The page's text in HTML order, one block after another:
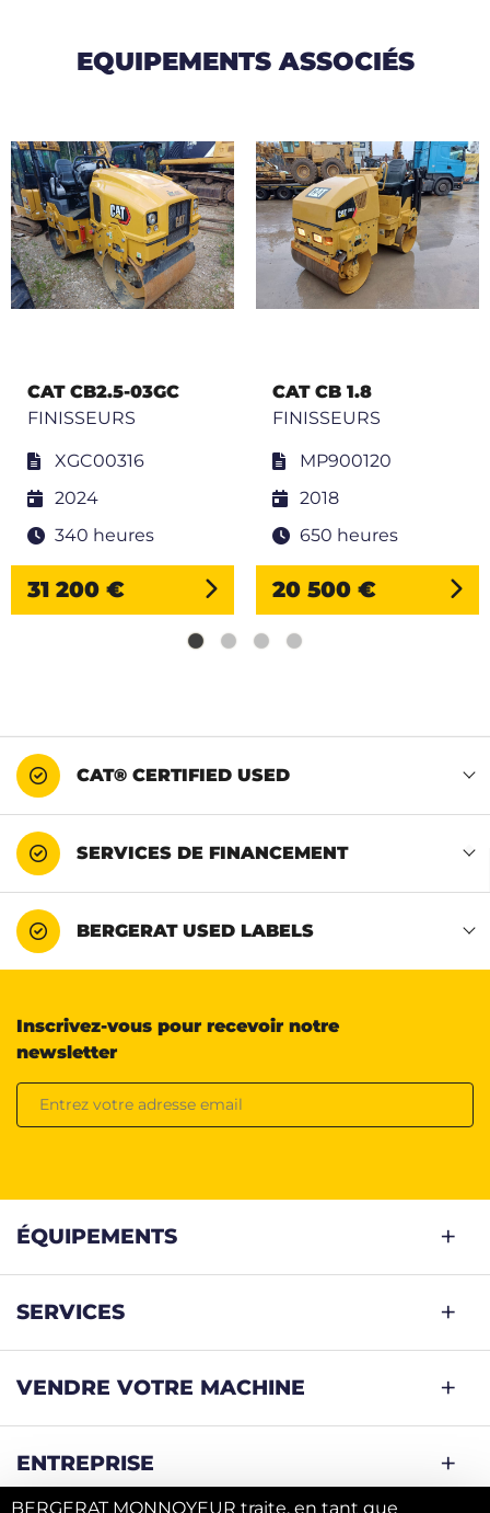
EQUIPEMENTS ASSOCIÉS
CAT CB2.5-03GC
FINISSEURS
XGC00316
2024
340 heures
31 200 €
CAT CB 1.8
FINISSEURS
MP900120
2018
650 heures
20 500 €
CAT® CERTIFIED USED
SERVICES DE FINANCEMENT
BERGERAT USED LABELS
Inscrivez-vous pour recevoir notre
newsletter
ÉQUIPEMENTS
SERVICES
VENDRE VOTRE MACHINE
ENTREPRISE
BERGERAT MONNOYEUR traite, en tant que